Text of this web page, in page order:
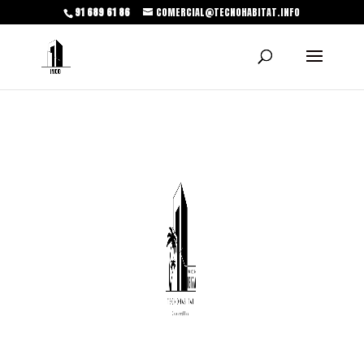
91 689 61 86 COMERCIAL@TECNOHABITAT.INFO